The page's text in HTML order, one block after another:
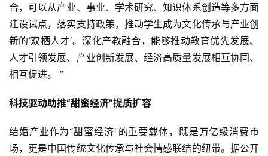
合，可以从产业、事业、学术研究、知识体系创造等多方面
建设试点，落实支持政策，推动学生成为文化传承与产业创
新的’双栖人才‘。深化产教融合，能够推动教育优先发展、
人才引领发展、产业创新发展、经济高质量发展相互协同、
相互促进。 ”
科技驱动助推“甜蜜经济”提质扩容
结婚产业作为“甜蜜经济”的重要载体，既是万亿级消费市
场，更是中国传统文化传承与社会情感联结的纽带。据公开